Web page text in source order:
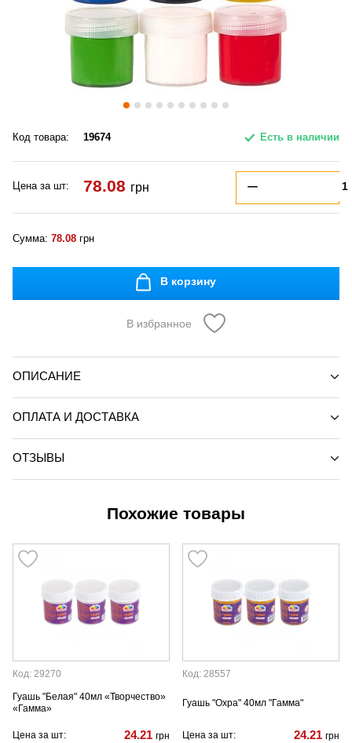
Код товара: 19674 Есть в наличии
Цена за шт: 78.08 грн
Сумма: 78.08 грн
В корзину
В избранное
ОПИСАНИЕ
ОПЛАТА И ДОСТАВКА
ОТЗЫВЫ
Похожие товары
Код: 29270
Гуашь "Белая" 40мл «Творчество»
«Гамма»
Цена за шт: 24.21 грн
Код: 28557
Гуашь "Охра" 40мл "Гамма"
Цена за шт: 24.21 грн